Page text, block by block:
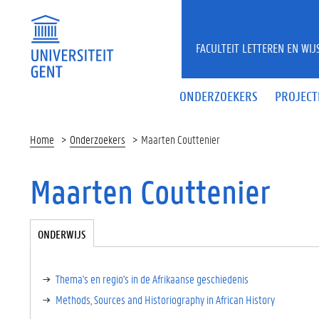
ONDERZOEKERS
FACULTEIT LETTEREN EN
Home Onderzoekers Maarten Couttenier
Maarten Couttenier
Tabgroup
ONDERWIJS
TI
V
Thema's en regio's in de Afrikaanse geschiedenis
Methods, Sources and Historiography in African History